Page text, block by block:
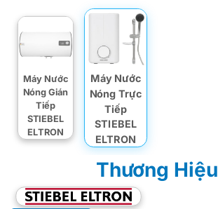
Máy Nước
Nóng Gián
Tiếp
STIEBEL
ELTRON
Máy Nước
Nóng Trực
Tiếp
STIEBEL
ELTRON
Thương Hiệu